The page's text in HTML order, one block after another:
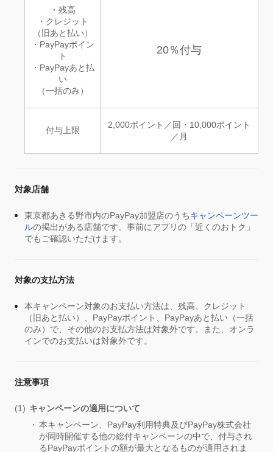
・残高
・クレジット
（旧あと払い）
・PayPayポイン
ト
・PayPayあと払
い
（一括のみ）
20％付与
付与上限
2,000ポイント／回・10,000ポイント
／月
対象店舗
東京都あきる野市内のPayPay加盟店のうちキャンペーンツー
ルの掲出がある店舗です。事前にアプリの「近くのおトク」
でもご確認いただけます。
対象の支払方法
本キャンペーン対象のお支払い方法は、残高、クレジット
（旧あと払い）、PayPayポイント、PayPayあと払い（一括
のみ）で、その他のお支払方法は対象外です。また、オンラ
インでのお支払いは対象外です。
注意事項
キャンペーンの適用について
本キャンペーン、PayPay利用特典及びPayPay株式会社
が同時開催する他の総付キャンペーンの中で、付与され
るPayPayポイントの額が最大となるものが適用されま